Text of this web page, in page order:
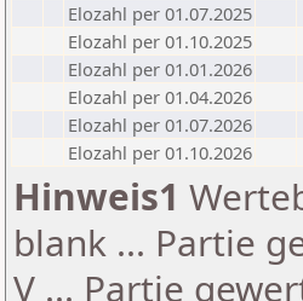
Elozahl per 01.07.2025
Elozahl per 01.10.2025
Elozahl per 01.01.2026
Elozahl per 01.04.2026
Elozahl per 01.07.2026
Elozahl per 01.10.2026
Hinweis1
blank ... Partie
V ... Partie